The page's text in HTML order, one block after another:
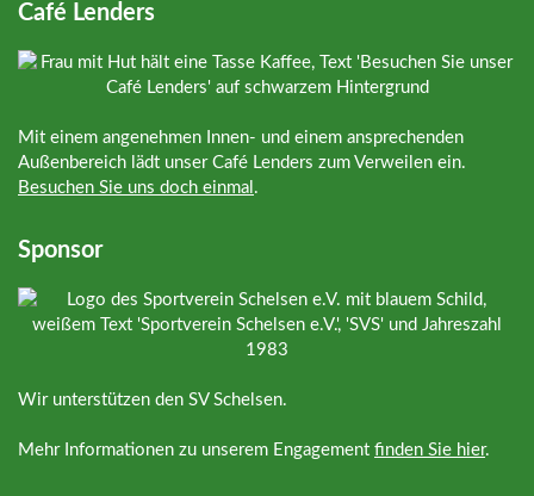
Café Lenders
Mit einem angenehmen Innen- und einem ansprechenden
Außenbereich lädt unser Café Lenders zum Verweilen ein.
Besuchen Sie uns doch einmal .
Sponsor
Wir unterstützen den SV Schelsen.
Mehr Informationen zu unserem Engagement finden Sie hier.